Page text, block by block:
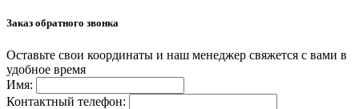
Заказ обратного звонка
Оставьте свои координаты и наш менеджер свяжется с вами в
удобное время
Имя:
Контактный телефон: